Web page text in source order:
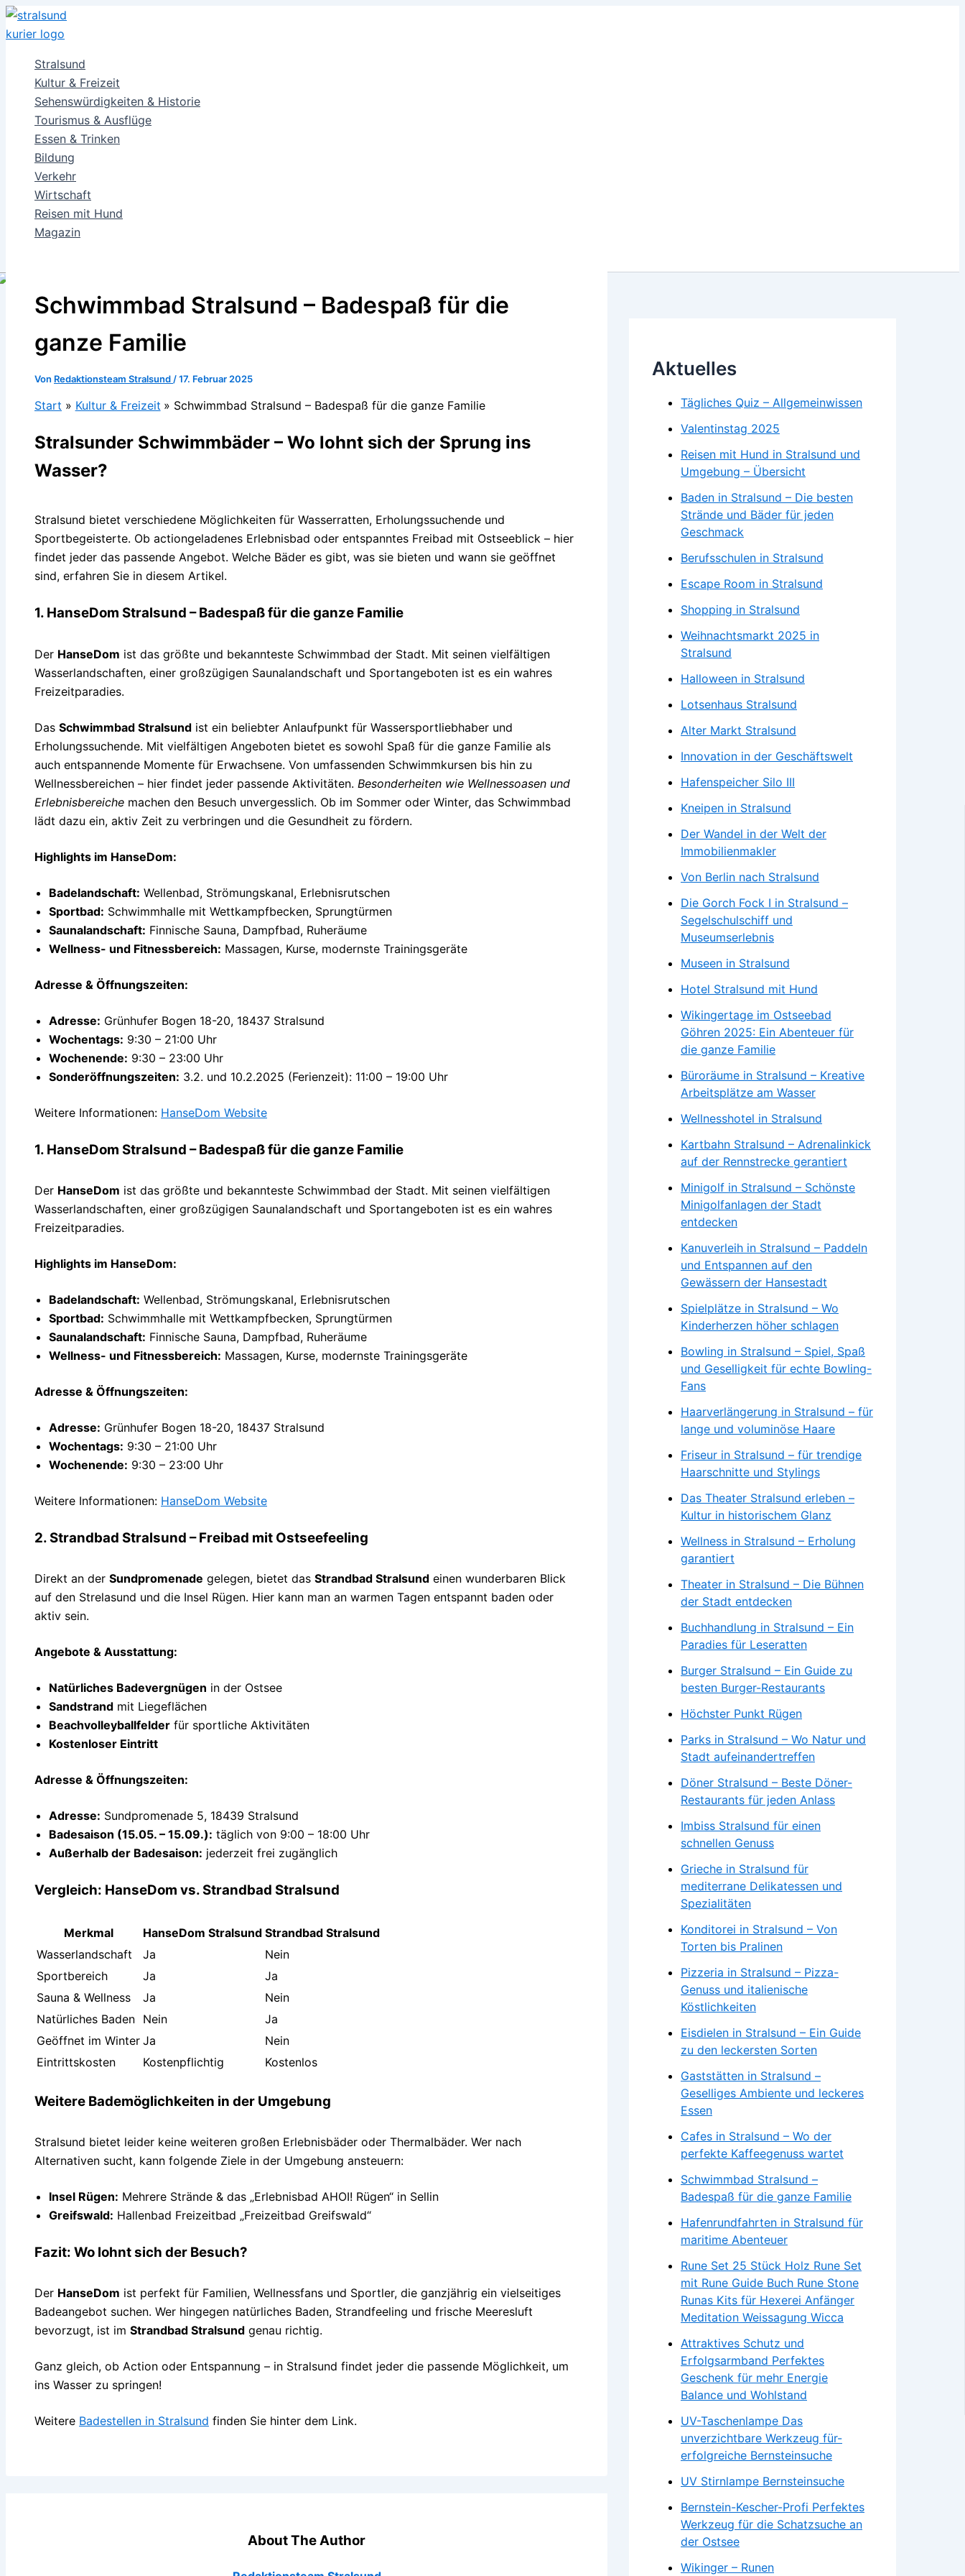
Zum
Inhalt
Stralsund
Kultur & Freizeit
Sehenswürdigkeiten & Historie
Tourismus & Ausflüge
Essen & Trinken
Bildung
Verkehr
Wirtschaft
Reisen mit Hund
Magazin
Schwimmbad Stralsund – Badespaß für die
ganze Familie
Von Redaktionsteam Stralsund /17. Februar 2025
Start Kultur & Freizeit Schwimmbad Stralsund – Badespaß für die ganze Familie
Stralsunder Schwimmbäder – Wo lohnt sich der Sprung ins
Wasser?
Stralsund bietet verschiedene Möglichkeiten für Wasserratten, Erholungssuchende und
Sportbegeisterte. Ob actiongeladenes Erlebnisbad oder entspanntes Freibad mit Ostseeblick – hier
findet jeder das passende Angebot. Welche Bäder es gibt, was sie bieten und wann sie geöffnet
sind, erfahren Sie in diesem Artikel.
1. HanseDom Stralsund – Badespaß für die ganze Familie
Der HanseDom ist das größte und bekannteste Schwimmbad der Stadt. Mit seinen vielfältigen
Wasserlandschaften, einer großzügigen Saunalandschaft und Sportangeboten ist es ein wahres
Freizeitparadies.
Das Schwimmbad Stralsund ist ein beliebter Anlaufpunkt für Wassersportliebhaber und
Erholungssuchende. Mit vielfältigen Angeboten bietet es sowohl Spaß für die ganze Familie als
auch entspannende Momente für Erwachsene. Von umfassenden Schwimmkursen bis hin zu
Wellnessbereichen – hier findet jeder passende Aktivitäten. Besonderheiten wie Wellnessoasen und
Erlebnisbereiche machen den Besuch unvergesslich. Ob im Sommer oder Winter, das Schwimmbad
lädt dazu ein, aktiv Zeit zu verbringen und die Gesundheit zu fördern.
Highlights im HanseDom:
Badelandschaft: Wellenbad, Strömungskanal, Erlebnisrutschen
Sportbad: Schwimmhalle mit Wettkampfbecken, Sprungtürmen
Saunalandschaft: Finnische Sauna, Dampfbad, Ruheräume
Wellness- und Fitnessbereich: Massagen, Kurse, modernste Trainingsgeräte
Adresse & Öffnungszeiten:
Adresse: Grünhufer Bogen 18-20, 18437 Stralsund
Wochentags: 9:30 – 21:00 Uhr
Wochenende: 9:30 – 23:00 Uhr
Sonderöffnungszeiten: 3.2. und 10.2.2025 (Ferienzeit): 11:00 – 19:00 Uhr
Weitere Informationen: HanseDom Website
1. HanseDom Stralsund – Badespaß für die ganze Familie
Der HanseDom ist das größte und bekannteste Schwimmbad der Stadt. Mit seinen vielfältigen
Wasserlandschaften, einer großzügigen Saunalandschaft und Sportangeboten ist es ein wahres
Freizeitparadies.
Highlights im HanseDom:
Badelandschaft: Wellenbad, Strömungskanal, Erlebnisrutschen
Sportbad: Schwimmhalle mit Wettkampfbecken, Sprungtürmen
Saunalandschaft: Finnische Sauna, Dampfbad, Ruheräume
Wellness- und Fitnessbereich: Massagen, Kurse, modernste Trainingsgeräte
Adresse & Öffnungszeiten:
Adresse: Grünhufer Bogen 18-20, 18437 Stralsund
Wochentags: 9:30 – 21:00 Uhr
Wochenende: 9:30 – 23:00 Uhr
Weitere Informationen: HanseDom Website
2. Strandbad Stralsund – Freibad mit Ostseefeeling
Direkt an der Sundpromenade gelegen, bietet das Strandbad Stralsund einen wunderbaren Blick
auf den Strelasund und die Insel Rügen. Hier kann man an warmen Tagen entspannt baden oder
aktiv sein.
Angebote & Ausstattung:
Natürliches Badevergnügen in der Ostsee
Sandstrand mit Liegeflächen
Beachvolleyballfelder für sportliche Aktivitäten
Kostenloser Eintritt
Adresse & Öffnungszeiten:
Adresse: Sundpromenade 5, 18439 Stralsund
Badesaison (15.05. – 15.09.): täglich von 9:00 – 18:00 Uhr
Außerhalb der Badesaison: jederzeit frei zugänglich
Vergleich: HanseDom vs. Strandbad Stralsund
Merkmal HanseDom Stralsund Strandbad Stralsund
Wasserlandschaft
Ja
Nein
Sportbereich
Ja
Ja
Sauna & Wellness
Ja
Nein
Natürliches Baden Nein
Ja
Geöffnet im Winter Ja
Nein
Eintrittskosten
Kostenpflichtig Kostenlos
Weitere Bademöglichkeiten in der Umgebung
Stralsund bietet leider keine weiteren großen Erlebnisbäder oder Thermalbäder. Wer nach
Alternativen sucht, kann folgende Ziele in der Umgebung ansteuern:
Insel Rügen: Mehrere Strände & das „Erlebnisbad AHOI! Rügen“ in Sellin
Greifswald: Hallenbad Freizeitbad „Freizeitbad Greifswald“
Fazit: Wo lohnt sich der Besuch?
Der HanseDom ist perfekt für Familien, Wellnessfans und Sportler, die ganzjährig ein vielseitiges
Badeangebot suchen. Wer hingegen natürliches Baden, Strandfeeling und frische Meeresluft
bevorzugt, ist im Strandbad Stralsund genau richtig.
Ganz gleich, ob Action oder Entspannung – in Stralsund findet jeder die passende Möglichkeit, um
ins Wasser zu springen!
Weitere Badestellen in Stralsund finden Sie hinter dem Link.
About The Author
Aktuelles
Tägliches Quiz – Allgemeinwissen
Valentinstag 2025
Reisen mit Hund in Stralsund und
Umgebung – Übersicht
Baden in Stralsund – Die besten
Strände und Bäder für jeden
Geschmack
Berufsschulen in Stralsund
Escape Room in Stralsund
Shopping in Stralsund
Weihnachtsmarkt 2025 in
Stralsund
Halloween in Stralsund
Lotsenhaus Stralsund
Alter Markt Stralsund
Innovation in der Geschäftswelt
Hafenspeicher Silo III
Kneipen in Stralsund
Der Wandel in der Welt der
Immobilienmakler
Von Berlin nach Stralsund
Die Gorch Fock I in Stralsund –
Segelschulschiff und
Museumserlebnis
Museen in Stralsund
Hotel Stralsund mit Hund
Wikingertage im Ostseebad
Göhren 2025: Ein Abenteuer für
die ganze Familie
Büroräume in Stralsund – Kreative
Arbeitsplätze am Wasser
Wellnesshotel in Stralsund
Kartbahn Stralsund – Adrenalinkick
auf der Rennstrecke gerantiert
Minigolf in Stralsund – Schönste
Minigolfanlagen der Stadt
entdecken
Kanuverleih in Stralsund – Paddeln
und Entspannen auf den
Gewässern der Hansestadt
Spielplätze in Stralsund – Wo
Kinderherzen höher schlagen
Bowling in Stralsund – Spiel, Spaß
und Geselligkeit für echte Bowling-
Fans
Haarverlängerung in Stralsund – für
lange und voluminöse Haare
Friseur in Stralsund – für trendige
Haarschnitte und Stylings
Das Theater Stralsund erleben –
Kultur in historischem Glanz
Wellness in Stralsund – Erholung
garantiert
Theater in Stralsund – Die Bühnen
der Stadt entdecken
Buchhandlung in Stralsund – Ein
Paradies für Leseratten
Burger Stralsund – Ein Guide zu
besten Burger-Restaurants
Höchster Punkt Rügen
Parks in Stralsund – Wo Natur und
Stadt aufeinandertreffen
Döner Stralsund – Beste Döner-
Restaurants für jeden Anlass
Imbiss Stralsund für einen
schnellen Genuss
Grieche in Stralsund für
mediterrane Delikatessen und
Spezialitäten
Konditorei in Stralsund – Von
Torten bis Pralinen
Pizzeria in Stralsund – Pizza-
Genuss und italienische
Köstlichkeiten
Eisdielen in Stralsund – Ein Guide
zu den leckersten Sorten
Gaststätten in Stralsund –
Geselliges Ambiente und leckeres
Essen
Cafes in Stralsund – Wo der
perfekte Kaffeegenuss wartet
Schwimmbad Stralsund –
Badespaß für die ganze Familie
Hafenrundfahrten in Stralsund für
maritime Abenteuer
Rune Set 25 Stück Holz Rune Set
mit Rune Guide Buch Rune Stone
Runas Kits für Hexerei Anfänger
Meditation Weissagung Wicca
Attraktives Schutz und
Erfolgsarmband Perfektes
Geschenk für mehr Energie
Balance und Wohlstand
UV-Taschenlampe Das
unverzichtbare Werkzeug für-
erfolgreiche Bernsteinsuche
UV Stirnlampe Bernsteinsuche
Bernstein-Kescher-Profi Perfektes
Werkzeug für die Schatzsuche an
der Ostsee
Wikinger – Runen